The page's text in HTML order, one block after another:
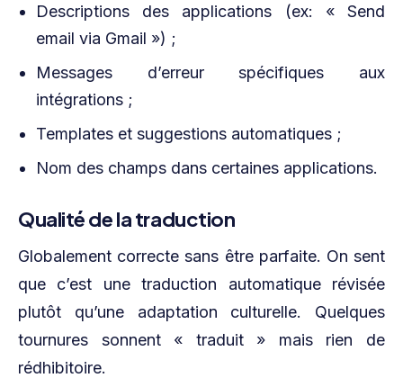
Descriptions des applications (ex: « Send
email via Gmail ») ;
Messages d’erreur spécifiques aux
intégrations ;
Templates et suggestions automatiques ;
Nom des champs dans certaines applications.
Qualité de la traduction
Globalement correcte sans être parfaite. On sent
que c’est une traduction automatique révisée
plutôt qu’une adaptation culturelle. Quelques
tournures sonnent « traduit » mais rien de
rédhibitoire.